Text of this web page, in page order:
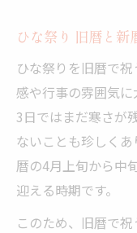
ひな祭り 旧暦と
ひな祭りを旧暦で
感や行事の雰囲気
3日ではまだ寒さが
ないことも珍しく
暦の4月上旬から中
迎える時期です。
このため、旧暦で